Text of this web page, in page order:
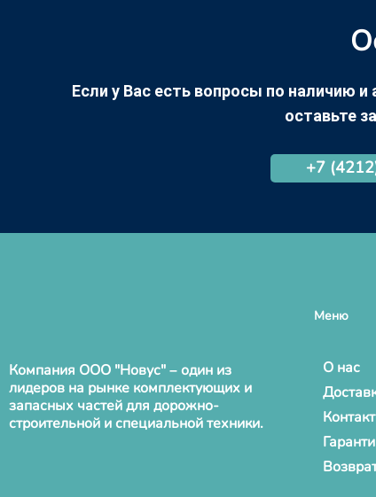
Если у Вас есть вопросы по наличию
оставьте
+7
Компания ООО "Новус" – один из
лидеров на рынке комплектующих и
запасных частей для дорожно-
строительной и специальной техники.
Меню
О нас